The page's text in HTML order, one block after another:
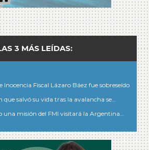
3 MÁS LEÍDAS:
Inocencia Fiscal Lázaro Báez fue sobreseído
que salvó su vida tras la avalancha se…
una misión del FMI visitará la Argentina…